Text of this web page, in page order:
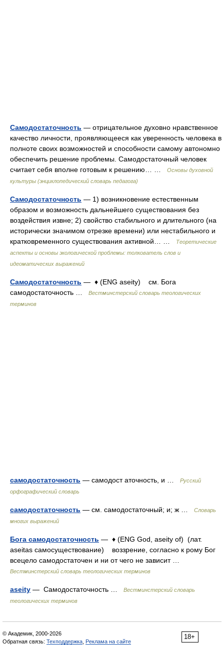
Самодостаточность — отрицательное духовно нравственное
качество личности, проявляющееся как уверенность человека в
полноте своих возможностей и способности самому автономно
обеспечить решение проблемы. Самодостаточный человек
считает себя вполне готовым к решению… …
Основы духовной
культуры (энциклопедический словарь педагога)
Самодостаточность — 1) возникновение естественным
образом и возможность дальнейшего существования без
воздействия извне; 2) свойство стабильного и длительного (на
исторически значимом отрезке времени) или нестабильного и
кратковременного существования активной… …
Теоретические
аспекты и основы экологической проблемы: толкователь слов и
идеоматических выражений
Самодостаточность — ♦ (ENG aseity) см. Бога
самодостаточность …
Вестминстерский словарь теологических
терминов
самодостаточность — самодост аточность, и …
Русский
орфографический словарь
самодостаточность — см. самодостаточный; и; ж …
Словарь
многих выражений
Бога самодостаточность — ♦ (ENG God, aseity of) (лат.
aseitas самосуществование) воззрение, согласно к рому Бог
всецело самодостаточен и ни от чего не зависит …
Вестминстерский словарь теологических терминов
aseity — Самодостаточность …
Вестминстерский словарь
теологических терминов
18+
© Академик, 2000-2026
Обратная связь: Техподдержка Реклама на сайте